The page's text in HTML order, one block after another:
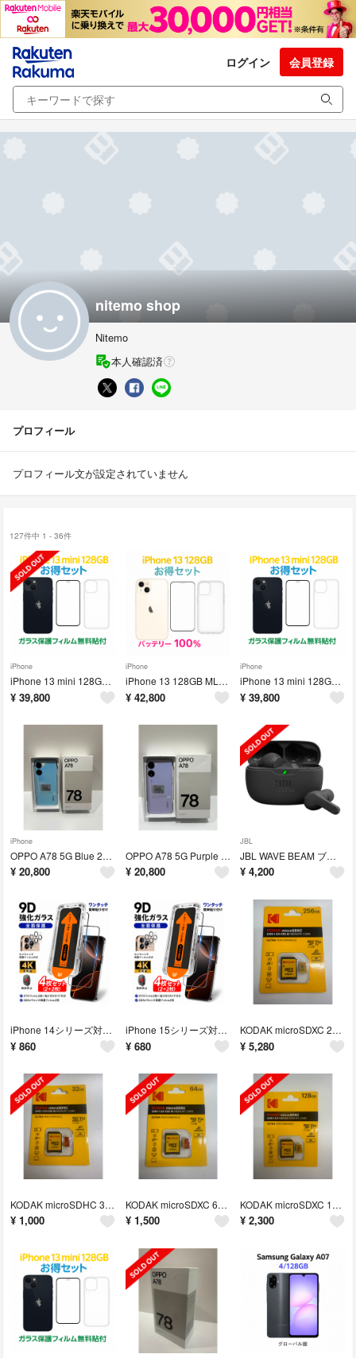
ログイン 会員登録
nitemo shop
Nitemo
本人確認済
プロフィール
プロフィール文が設定されていません
127件中 1 - 36件
iPhone
iPhone 13 mini 128GB MLJC3J/A - 3969
¥ 39,800
iPhone
iPhone 13 128GB MLND3J/A - 8096
¥ 42,800
iPhone
iPhone 13 mini 128GB MLJC3J/A - 7123
¥ 39,800
iPhone
OPPO A78 5G Blue 256GB 新品未使用 SIMフリー
¥ 20,800
OPPO A78 5G Purple 256GB 新品未使用 SIMフリー
¥ 20,800
JBL
JBL WAVE BEAM ブラック 完全ワイヤレスイヤホン
¥ 4,200
iPhone 14シリーズ対応 強化ガラスフィルム 4枚セット（2+2枚）
¥ 860
iPhone 15シリーズ対応 強化ガラスフィルム 4枚セット（2+2枚）
¥ 680
KODAK microSDXC 256GB UHS-I U3 V30 A1 新品
¥ 5,280
KODAK microSDHC 32GB UHS-I U3 V30 A1
¥ 1,000
KODAK microSDXC 64GB UHS-I U3 V30 A1
¥ 1,500
KODAK microSDXC 128GB UHS-I U3 V30 A1
¥ 2,300